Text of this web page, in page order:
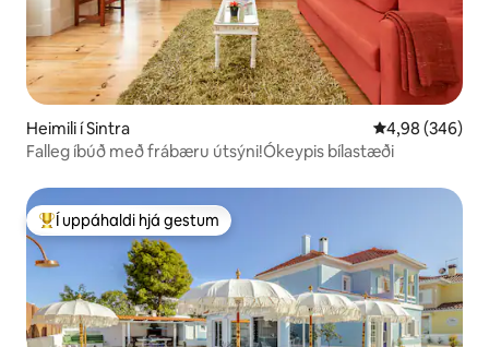
Heimili í Sintra 4,98 af 5 í
4,98 (346)
Falleg íbúð með frábæru útsýni!Ókeypis bílastæði
Í mestu uppáhaldi hjá gestum
Í uppáhaldi hjá gestum